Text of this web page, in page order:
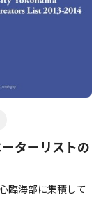
ターリストの
臨海部に集積して